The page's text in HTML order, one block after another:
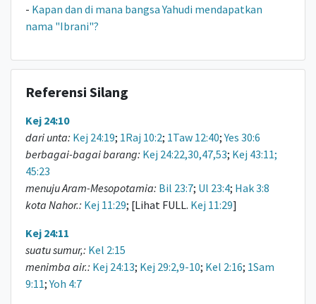
- Kapan dan di mana bangsa Yahudi mendapatkan
nama "Ibrani"?
Referensi Silang
Kej 24:10
dari unta: Kej 24:19; 1Raj 10:2; 1Taw 12:40;Yes 30:6
berbagai-bagai barang: Kej 24:22,30,47,53; Kej 43:11;
45:23
menuju Aram-Mesopotamia: Bil 23:7; Ul 23:4; Hak 3:8
kota Nahor.: Kej 11:29; [Lihat FULL. Kej 11:29]
Kej 24:11
suatu sumur,: Kel 2:15
menimba air.: Kej 24:13; Kej 29:2,9-10; Kel 2:16; 1Sam
9:11;Yoh 4:7